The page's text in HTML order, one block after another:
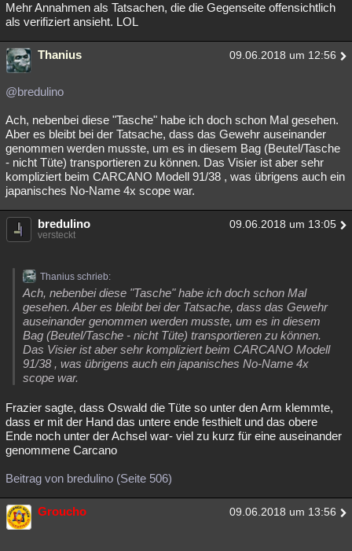
Mehr Annahmen als Tatsachen, die die Gegenseite offensichtlich
als verifiziert ansieht. LOL
Thanius 09.06.2018 um 12:56
@bredulino
Ach, nebenbei diese "Tasche" habe ich doch schon Mal gesehen.
Aber es bleibt bei der Tatsache, dass das Gewehr auseinander
genommen werden musste, um es in diesem Bag (Beutel/Tasche
- nicht Tüte) transportieren zu können. Das Visier ist aber sehr
kompliziert beim CARCANO Modell 91/38 , was übrigens auch ein
japanisches No-Name 4x scope war.
bredulino 09.06.2018 um 13:05
versteckt
Thanius schrieb:
Ach, nebenbei diese "Tasche" habe ich doch schon Mal
gesehen. Aber es bleibt bei der Tatsache, dass das Gewehr
auseinander genommen werden musste, um es in diesem
Bag (Beutel/Tasche - nicht Tüte) transportieren zu können.
Das Visier ist aber sehr kompliziert beim CARCANO Modell
91/38 , was übrigens auch ein japanisches No-Name 4x
scope war.
Frazier sagte, dass Oswald die Tüte so unter den Arm klemmte,
dass er mit der Hand das untere ende festhielt und das obere
Ende noch unter der Achsel war- viel zu kurz für eine auseinander
genommene Carcano
Beitrag von bredulino (Seite 506)
Groucho 09.06.2018 um 13:56